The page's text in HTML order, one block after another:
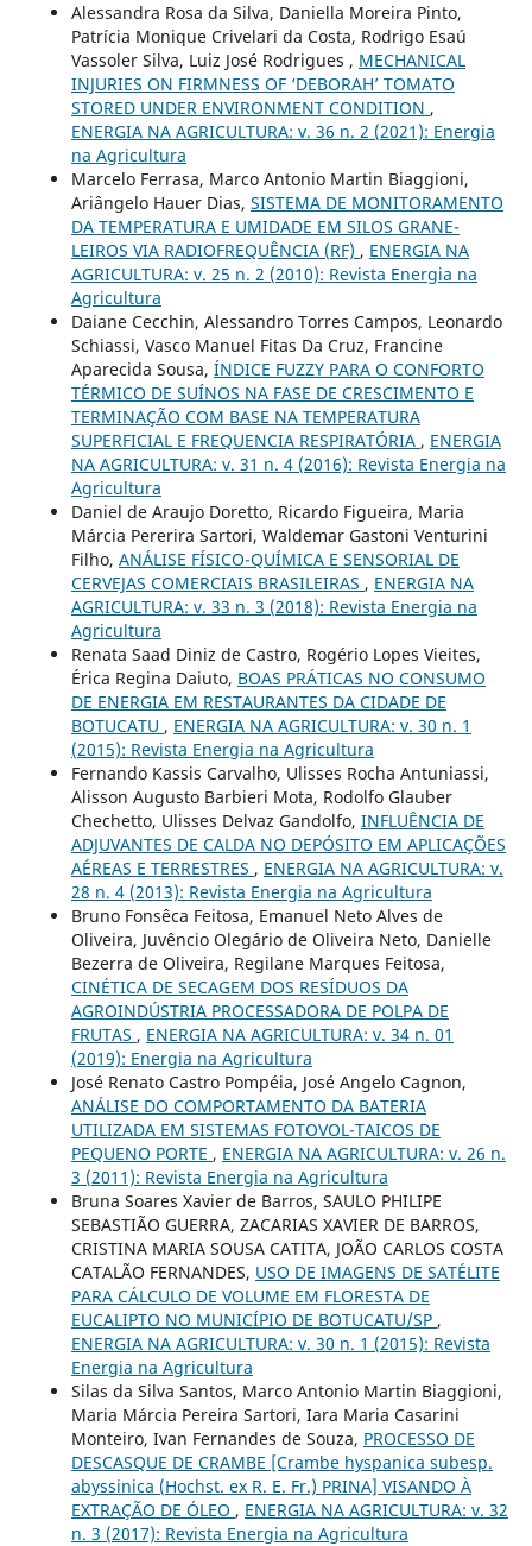
Alessandra Rosa da Silva, Daniella Moreira Pinto,
Patrícia Monique Crivelari da Costa, Rodrigo Esaú
Vassoler Silva, Luiz José Rodrigues , MECHANICAL
INJURIES ON FIRMNESS OF ‘DEBORAH’ TOMATO
STORED UNDER ENVIRONMENT CONDITION ,
ENERGIA NA AGRICULTURA: v. 36 n. 2 (2021): Energia
na Agricultura
Marcelo Ferrasa, Marco Antonio Martin Biaggioni,
Ariângelo Hauer Dias, SISTEMA DE MONITORAMENTO
DA TEMPERATURA E UMIDADE EM SILOS GRANE-
LEIROS VIA RADIOFREQUÊNCIA (RF) , ENERGIA NA
AGRICULTURA: v. 25 n. 2 (2010): Revista Energia na
Agricultura
Daiane Cecchin, Alessandro Torres Campos, Leonardo
Schiassi, Vasco Manuel Fitas Da Cruz, Francine
Aparecida Sousa, ÍNDICE FUZZY PARA O CONFORTO
TÉRMICO DE SUÍNOS NA FASE DE CRESCIMENTO E
TERMINAÇÃO COM BASE NA TEMPERATURA
SUPERFICIAL E FREQUENCIA RESPIRATÓRIA , ENERGIA
NA AGRICULTURA: v. 31 n. 4 (2016): Revista Energia na
Agricultura
Daniel de Araujo Doretto, Ricardo Figueira, Maria
Márcia Pererira Sartori, Waldemar Gastoni Venturini
Filho, ANÁLISE FÍSICO-QUÍMICA E SENSORIAL DE
CERVEJAS COMERCIAIS BRASILEIRAS , ENERGIA NA
AGRICULTURA: v. 33 n. 3 (2018): Revista Energia na
Agricultura
Renata Saad Diniz de Castro, Rogério Lopes Vieites,
Érica Regina Daiuto, BOAS PRÁTICAS NO CONSUMO
DE ENERGIA EM RESTAURANTES DA CIDADE DE
BOTUCATU , ENERGIA NA AGRICULTURA: v. 30 n. 1
(2015): Revista Energia na Agricultura
Fernando Kassis Carvalho, Ulisses Rocha Antuniassi,
Alisson Augusto Barbieri Mota, Rodolfo Glauber
Chechetto, Ulisses Delvaz Gandolfo, INFLUÊNCIA DE
ADJUVANTES DE CALDA NO DEPÓSITO EM APLICAÇÕES
AÉREAS E TERRESTRES , ENERGIA NA AGRICULTURA: v.
28 n. 4 (2013): Revista Energia na Agricultura
Bruno Fonsêca Feitosa, Emanuel Neto Alves de
Oliveira, Juvêncio Olegário de Oliveira Neto, Danielle
Bezerra de Oliveira, Regilane Marques Feitosa,
CINÉTICA DE SECAGEM DOS RESÍDUOS DA
AGROINDÚSTRIA PROCESSADORA DE POLPA DE
FRUTAS , ENERGIA NA AGRICULTURA: v. 34 n. 01
(2019): Energia na Agricultura
José Renato Castro Pompéia, José Angelo Cagnon,
ANÁLISE DO COMPORTAMENTO DA BATERIA
UTILIZADA EM SISTEMAS FOTOVOL-TAICOS DE
PEQUENO PORTE , ENERGIA NA AGRICULTURA: v. 26 n.
3 (2011): Revista Energia na Agricultura
Bruna Soares Xavier de Barros, SAULO PHILIPE
SEBASTIÃO GUERRA, ZACARIAS XAVIER DE BARROS,
CRISTINA MARIA SOUSA CATITA, JOÃO CARLOS COSTA
CATALÃO FERNANDES, USO DE IMAGENS DE SATÉLITE
PARA CÁLCULO DE VOLUME EM FLORESTA DE
EUCALIPTO NO MUNICÍPIO DE BOTUCATU/SP ,
ENERGIA NA AGRICULTURA: v. 30 n. 1 (2015): Revista
Energia na Agricultura
Silas da Silva Santos, Marco Antonio Martin Biaggioni,
Maria Márcia Pereira Sartori, Iara Maria Casarini
Monteiro, Ivan Fernandes de Souza, PROCESSO DE
DESCASQUE DE CRAMBE [Crambe hyspanica subesp.
abyssinica (Hochst. ex R. E. Fr.) PRINA] VISANDO À
EXTRAÇÃO DE ÓLEO , ENERGIA NA AGRICULTURA: v. 32
n. 3 (2017): Revista Energia na Agricultura